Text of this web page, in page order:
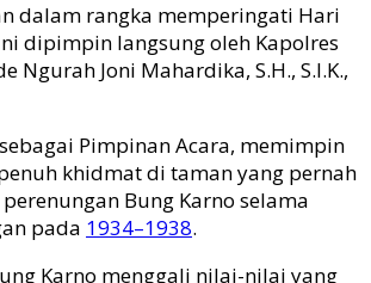
dalam rangka memperingati Hari
dipimpin langsung oleh Kapolres
Ngurah Joni Mahardika, S.H., S.I.K.,
Pimpinan Acara, memimpin
khidmat di taman yang pernah
Bung Karno selama
pada 1934–1938.
Karno menggali nilai-nilai yang